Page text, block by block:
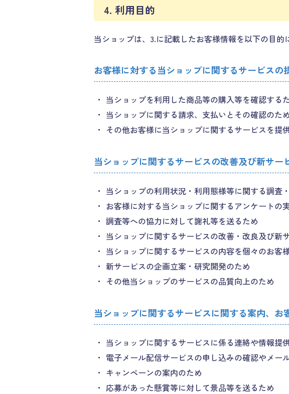
4. 利用目的
当ショップは、3.に記載したお客様情報を以下の目的
お客様に対する当ショップに関するサービスの
当ショップを利用した商品等の購入等を確認する
当ショップに関する請求、支払いとその確認のため
その他お客様に当ショップに関するサービスを提
当ショップに関するサービスの改善及び新サー
当ショップの利用状況・利用態様等に関する調査
お客様に対する当ショップに関するアンケートの
調査等への協力に対して謝礼等を送るため
当ショップに関するサービスの改善・改良及び新
当ショップに関するサービスの内容を個々のお客
新サービスの企画立案・研究開発のため
その他当ショップのサービスの品質向上のため
当ショップに関するサービスに関する案内、
当ショップに関するサービスに係る連絡や情報提
電子メール配信サービスの申し込みの確認やメー
キャンペーンの案内のため
応募があった懸賞等に対して景品等を送るため